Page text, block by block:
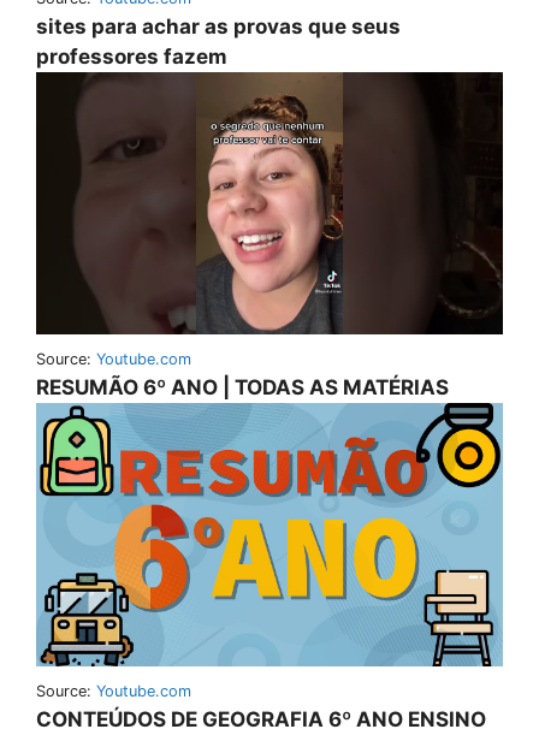
sites para achar as provas que seus
professores fazem
Source: Youtube.com
RESUMÃO 6º ANO | TODAS AS MATÉRIAS
Source: Youtube.com
CONTEÚDOS DE GEOGRAFIA 6º ANO ENSINO